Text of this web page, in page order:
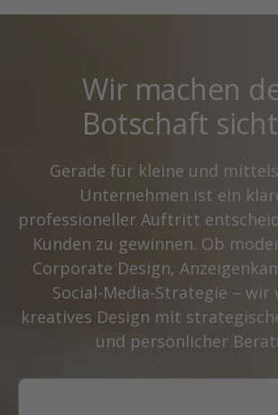
Wir machen
Botschaft
Gerade für kleine und
Unternehmen ist ein
professioneller Auftritt
Kunden zu gewinnen. Ob
Corporate Design,
Social-Media-Strategie – wir
kreatives Design mit
und persönlicher